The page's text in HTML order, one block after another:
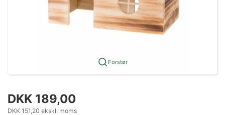
Forstør
DKK 189,00
DKK 151,20 ekskl. moms